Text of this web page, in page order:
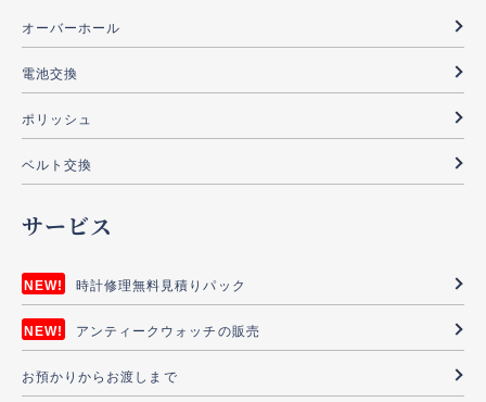
オーバーホール
電池交換
ポリッシュ
ベルト交換
サービス
時計修理無料見積りパック
アンティークウォッチの販売
お預かりからお渡しまで